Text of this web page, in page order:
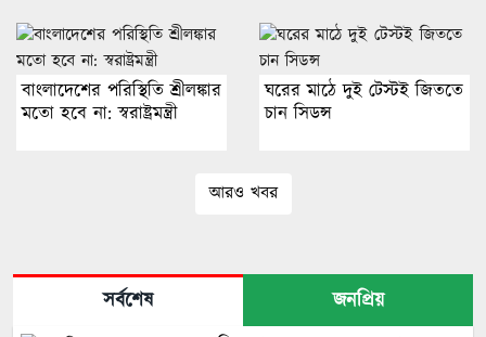
বাংলাদেশের পরিস্থিতি শ্রীলঙ্কার
মতো হবে না: স্বরাষ্ট্রমন্ত্রী
ঘরের মাঠে দুই টেস্টই জিততে
চান সিডন্স
আরও খবর
সর্বশেষ
জনপ্রিয়